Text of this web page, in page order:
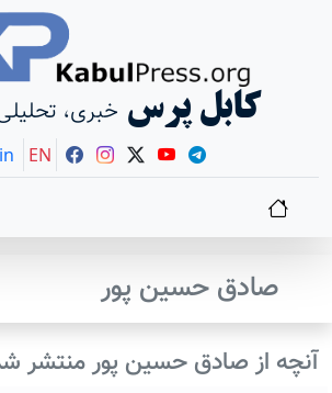
کابل پرس خبری،
EN
صادق حسین پور
آنچه از صادق حسین پور منتشر